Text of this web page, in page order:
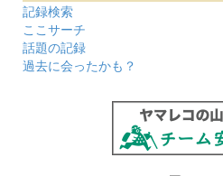
記録検索
ここサーチ
話題の記録
過去に会ったかも？